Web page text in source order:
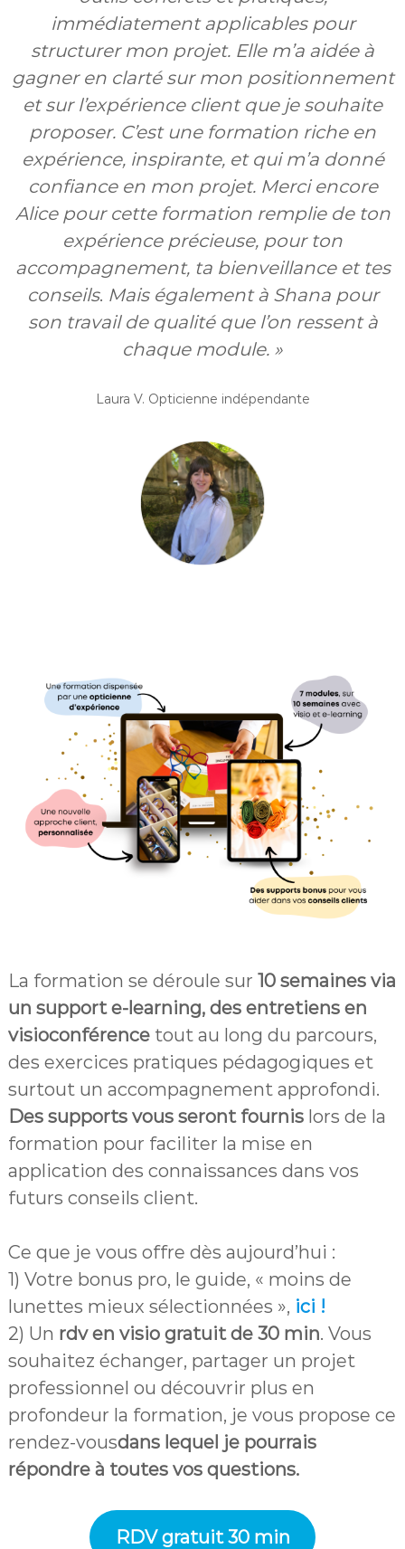
immédiatement applicables pour
structurer mon projet. Elle m’a aidée à
gagner en clarté sur mon positionnement
et sur l’expérience client que je souhaite
proposer. C’est une formation riche en
expérience, inspirante, et qui m’a donné
confiance en mon projet. Merci encore
Alice pour cette formation remplie de ton
expérience précieuse, pour ton
accompagnement, ta bienveillance et tes
conseils. Mais également à Shana pour
son travail de qualité que l’on ressent à
chaque module. »
Laura V. Opticienne indépendante
La formation se déroule sur 10 semaines via
un support e-learning, des entretiens en
visioconférence tout au long du parcours,
des exercices pratiques pédagogiques et
surtout un accompagnement approfondi.
Des supports vous seront fournislors de la
formation pour faciliter la mise en
application des connaissances dans vos
futurs conseils client.
Ce que je vous offre dès aujourd’hui :
1) Votre bonus pro, le guide, « moins de
lunettes mieux sélectionnées », ici !
2) Un rdv en visio gratuit de 30 min. Vous
souhaitez échanger, partager un projet
professionnel ou découvrir plus en
profondeur la formation, je vous propose ce
rendez-vousdans lequel je pourrais
répondre à toutes vos questions.
RDV gratuit 30 min